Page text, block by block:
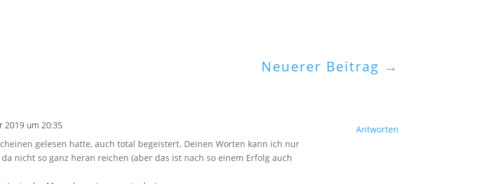
Neuerer Beitrag →
2019 um 20:35
gelesen hatte, auch total begeistert. Deinen Worten kann ich nur
da nicht so ganz heran reichen (aber das ist nach so einem Erfolg auch
Antworten